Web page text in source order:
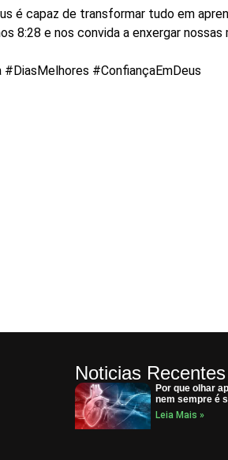
é capaz de transformar tudo em
8:28 e nos convida a enxergar nossas
#ConfiançaEmDeus
Noticias Recentes
Por que olhar
nem sempre é
Leia Mais »